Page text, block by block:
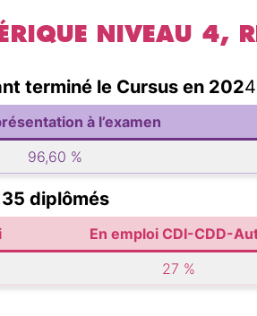
NIVEAU
terminé le Cursus en 2024
à l’examen
96,60 %
35 diplômés
En emploi CDI-CDD-
27 %